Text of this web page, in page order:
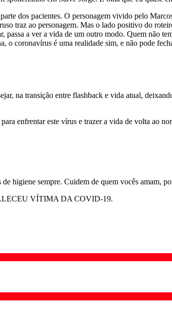
dos pacientes. O personagem vivido pelo
traz ao personagem. Mas o lado positivo do
passa a ver a vida de um outro modo. Quem não
o coronavírus é uma realidade sim, e não pode
na transição entre flashback e vida atual,
enfrentar este vírus e trazer a vida de volta ao
higiene sempre. Cuidem de quem vocês amam,
VÍTIMA DA COVID-19.